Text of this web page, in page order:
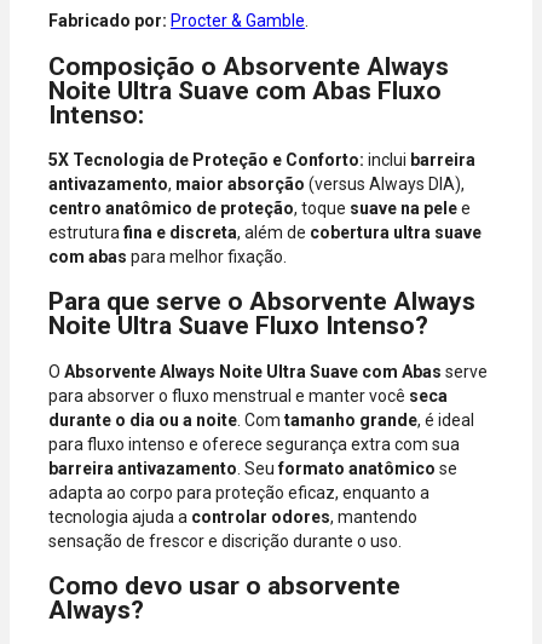
Fabricado por: Procter & Gamble
Composição o Absorvente Always
Noite Ultra Suave com Abas Fluxo
Intenso:
5X Tecnologia de Proteção e Conforto: inclui barreira
antivazamento, maior absorção (versus Always DIA),
centro anatômico de proteção, toque suave na pelee
estrutura fina e discreta, além de cobertura ultra suave
com abas para melhor fixação.
Para que serve o Absorvente Always
Noite Ultra Suave Fluxo Intenso?
O Absorvente Always Noite Ultra Suave com Abas serve
para absorver o fluxo menstrual e manter você seca
durante o dia ou a noite . Com tamanho grande, é ideal
para fluxo intenso e oferece segurança extra com sua
barreira antivazamento . Seuformato anatômico se
adapta ao corpo para proteção eficaz, enquanto a
tecnologia ajuda a controlar odores, mantendo
sensação de frescor e discrição durante o uso.
Como devo usar o absorvente
Always?